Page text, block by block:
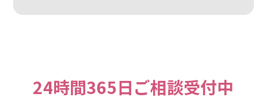
24時間365日ご相談受付中